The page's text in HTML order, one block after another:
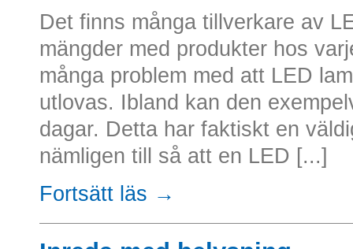
Det finns många tillverkare av
mängder med produkter hos
många problem med att LED
utlovas. Ibland kan den
dagar. Detta har faktiskt en
nämligen till så att en LED [...]
Fortsätt läs →